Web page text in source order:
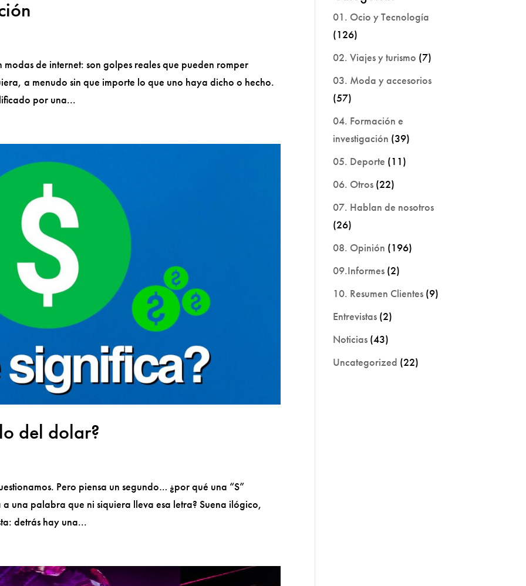
de internet: son golpes reales que pueden romper
a menudo sin que importe lo que uno haya dicho o hecho.
por una...
del dolar?
Pero piensa un segundo… ¿por qué una “S”
una palabra que ni siquiera lleva esa letra? Suena ilógico,
detrás hay una...
01. Ocio y Tecnología
(126)
02. Viajes y turismo (7)
03. Moda y accesorios
(57)
04. Formación e
investigación (39)
05. Deporte (11)
06. Otros (22)
07. Hablan de nosotros
(26)
08. Opinión (196)
09.Informes (2)
10. Resumen Clientes (9)
Entrevistas (2)
Noticias (43)
Uncategorized (22)